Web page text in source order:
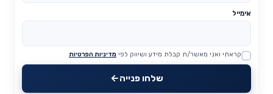
אימייל
Website
קראתי ואני מאשר/ת קבלת מידע ושיווק לפי מדיניות הפרטיות
שלחו פנייה